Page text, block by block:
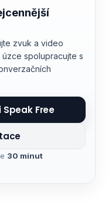
zvuk a video
spolupracujte s
Free
30 minut